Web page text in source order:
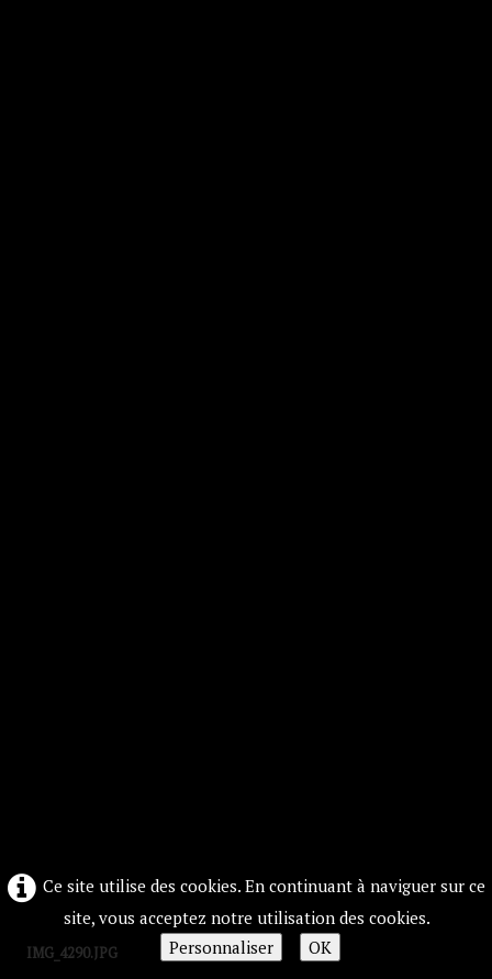
IMG_4290.JPG
Ce site utilise des cookies. En continuant à naviguer sur ce
site, vous acceptez notre utilisation des cookies.
Personnaliser
OK